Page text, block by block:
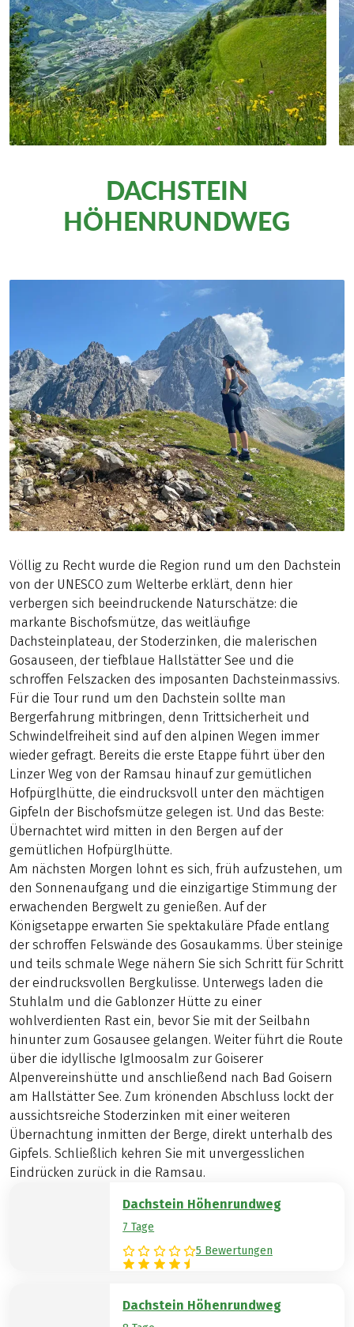
DACHSTEIN
HÖHENRUNDWEG
Völlig zu Recht wurde die Region rund um den Dachstein
von der UNESCO zum Welterbe erklärt, denn hier
verbergen sich beeindruckende Naturschätze: die
markante Bischofsmütze, das weitläufige
Dachsteinplateau, der Stoderzinken, die malerischen
Gosauseen, der tiefblaue Hallstätter See und die
schroffen Felszacken des imposanten Dachsteinmassivs.
Für die Tour rund um den Dachstein sollte man
Bergerfahrung mitbringen, denn Trittsicherheit und
Schwindelfreiheit sind auf den alpinen Wegen immer
wieder gefragt. Bereits die erste Etappe führt über den
Linzer Weg von der Ramsau hinauf zur gemütlichen
Hofpürglhütte, die eindrucksvoll unter den mächtigen
Gipfeln der Bischofsmütze gelegen ist. Und das Beste:
Übernachtet wird mitten in den Bergen auf der
gemütlichen Hofpürglhütte.
Am nächsten Morgen lohnt es sich, früh aufzustehen, um
den Sonnenaufgang und die einzigartige Stimmung der
erwachenden Bergwelt zu genießen. Auf der
Königsetappe erwarten Sie spektakuläre Pfade entlang
der schroffen Felswände des Gosaukamms. Über steinige
und teils schmale Wege nähern Sie sich Schritt für Schritt
der eindrucksvollen Bergkulisse. Unterwegs laden die
Stuhlalm und die Gablonzer Hütte zu einer
wohlverdienten Rast ein, bevor Sie mit der Seilbahn
hinunter zum Gosausee gelangen. Weiter führt die Route
über die idyllische Iglmoosalm zur Goiserer
Alpenvereinshütte und anschließend nach Bad Goisern
am Hallstätter See. Zum krönenden Abschluss lockt der
aussichtsreiche Stoderzinken mit einer weiteren
Übernachtung inmitten der Berge, direkt unterhalb des
Gipfels. Schließlich kehren Sie mit unvergesslichen
Eindrücken zurück in die Ramsau.
Dachstein Höhenrundweg
7 Tage
5 Bewertungen
Dachstein Höhenrundweg